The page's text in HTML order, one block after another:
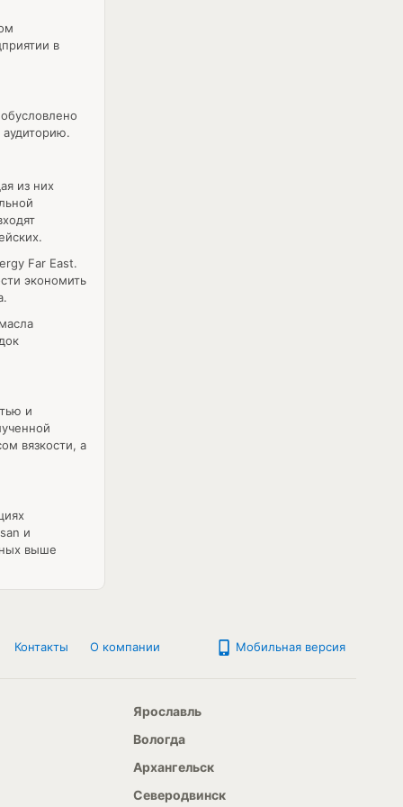
в
из них
Far East.
экономить
и
вязкости, а
и
выше
Контакты О компании Мобильная версия
Ярославль
Вологда
Архангельск
Северодвинск